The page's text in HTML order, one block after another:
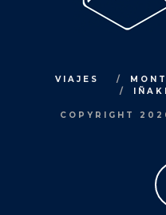
VIAJES
COPYRIGHT